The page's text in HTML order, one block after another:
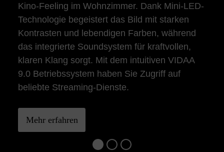
Kino-Feeling im Wohnzimmer. Dank Mini-LED-
Technologie begeistert das Bild mit starken
Kontrasten und lebendigen Farben, während
das integrierte Soundsystem für kraftvollen,
klaren Klang sorgt. Mit dem intuitiven VIDAA
9.0 Betriebssystem haben Sie Zugriff auf
beliebte Streaming-Dienste.
Mehr erfahren